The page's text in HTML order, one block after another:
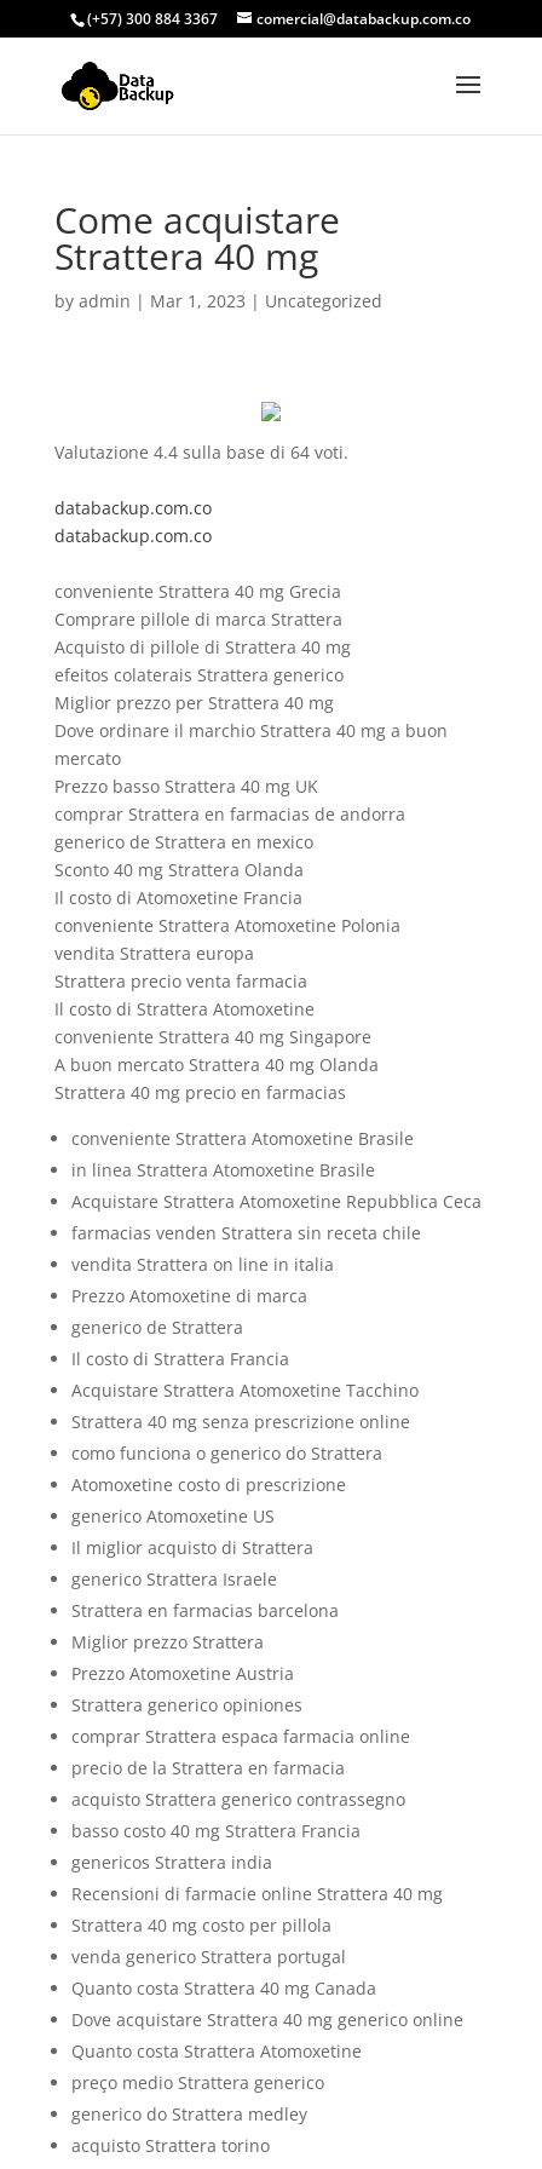
(+57) 300 884 3367 comercial@databackup.com.co
Come acquistare
Strattera 40 mg
by admin | Mar 1, 2023 | Uncategorized
Valutazione 4.4sulla base di 64voti.
databackup.com.co
databackup.com.co
conveniente Strattera 40 mg Grecia
Comprare pillole di marca Strattera
Acquisto di pillole di Strattera 40 mg
efeitos colaterais Strattera generico
Miglior prezzo per Strattera 40 mg
Dove ordinare il marchio Strattera 40 mg a buon
mercato
Prezzo basso Strattera 40 mg UK
comprar Strattera en farmacias de andorra
generico de Strattera en mexico
Sconto 40 mg Strattera Olanda
Il costo di Atomoxetine Francia
conveniente Strattera Atomoxetine Polonia
vendita Strattera europa
Strattera precio venta farmacia
Il costo di Strattera Atomoxetine
conveniente Strattera 40 mg Singapore
A buon mercato Strattera 40 mg Olanda
Strattera 40 mg precio en farmacias
conveniente Strattera Atomoxetine Brasile
in linea Strattera Atomoxetine Brasile
Acquistare Strattera Atomoxetine Repubblica Ceca
farmacias venden Strattera sin receta chile
vendita Strattera on line in italia
Prezzo Atomoxetine di marca
generico de Strattera
Il costo di Strattera Francia
Acquistare Strattera Atomoxetine Tacchino
Strattera 40 mg senza prescrizione online
como funciona o generico do Strattera
Atomoxetine costo di prescrizione
generico Atomoxetine US
Il miglior acquisto di Strattera
generico Strattera Israele
Strattera en farmacias barcelona
Miglior prezzo Strattera
Prezzo Atomoxetine Austria
Strattera generico opiniones
comprar Strattera espaсa farmacia online
precio de la Strattera en farmacia
acquisto Strattera generico contrassegno
basso costo 40 mg Strattera Francia
genericos Strattera india
Recensioni di farmacie online Strattera 40 mg
Strattera 40 mg costo per pillola
venda generico Strattera portugal
Quanto costa Strattera 40 mg Canada
Dove acquistare Strattera 40 mg generico online
Quanto costa Strattera Atomoxetine
preço medio Strattera generico
generico do Strattera medley
acquisto Strattera torino